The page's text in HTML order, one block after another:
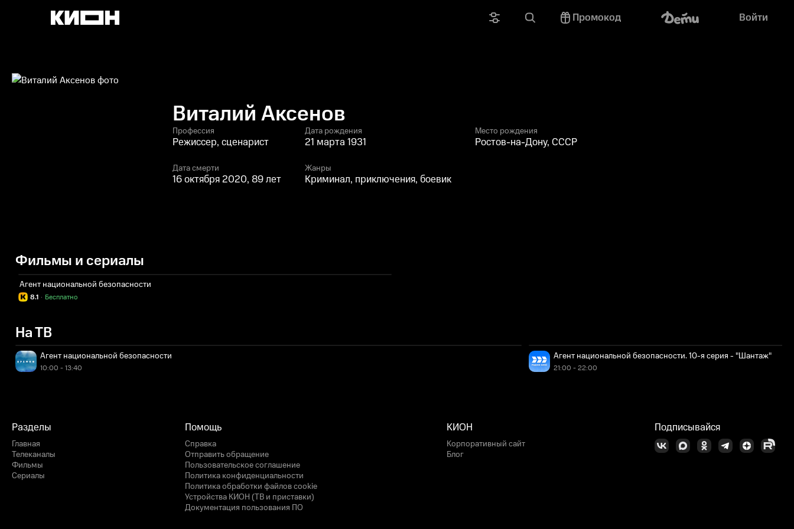
Промокод Войти
Виталий Аксенов
Профессия
Режиссер, сценарист
Дата рождения
21 марта 1931
Место рождения
Ростов-на-Дону, СССР
Дата смерти
16 октября 2020, 89 лет
Жанры
Криминал, приключения, боевик
Фильмы и сериалы
Агент национальной безопасности
8.1 Бесплатно
·
На ТВ
Агент национальной безопасности
10:00 - 13:40
Агент национальной безопасности. 10-я серия - "Шантаж"
21:00 - 22:00
Разделы
Главная
Телеканалы
Фильмы
Сериалы
Помощь
Справка
Отправить обращение
Пользовательское соглашение
Политика конфиденциальности
Политика обработки файлов cookie
Устройства КИОН (ТВ и приставки)
Документация пользования ПО
КИОН
Корпоративный сайт
Блог
Подписывайся